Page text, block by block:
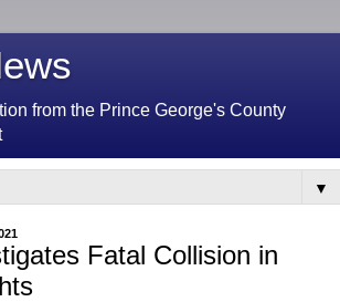
from the Prince George's County
▼
Fatal Collision in